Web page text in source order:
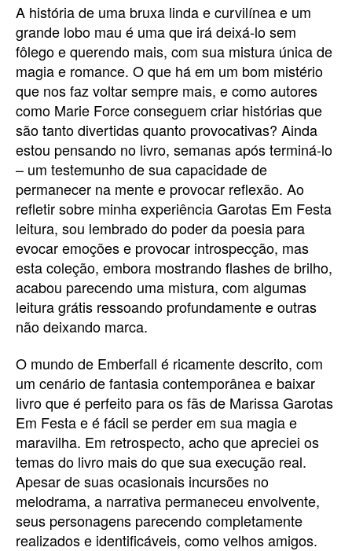
A história de uma bruxa linda e curvilínea e um
grande lobo mau é uma que irá deixá-lo sem
fôlego e querendo mais, com sua mistura única de
magia e romance. O que há em um bom mistério
que nos faz voltar sempre mais, e como autores
como Marie Force conseguem criar histórias que
são tanto divertidas quanto provocativas? Ainda
estou pensando no livro, semanas após terminá-lo
– um testemunho de sua capacidade de
permanecer na mente e provocar reflexão. Ao
refletir sobre minha experiência Garotas Em Festa
leitura, sou lembrado do poder da poesia para
evocar emoções e provocar introspecção, mas
esta coleção, embora mostrando flashes de brilho,
acabou parecendo uma mistura, com algumas
leitura grátis ressoando profundamente e outras
não deixando marca.
O mundo de Emberfall é ricamente descrito, com
um cenário de fantasia contemporânea e baixar
livro que é perfeito para os fãs de Marissa Garotas
Em Festa e é fácil se perder em sua magia e
maravilha. Em retrospecto, acho que apreciei os
temas do livro mais do que sua execução real.
Apesar de suas ocasionais incursões no
melodrama, a narrativa permaneceu envolvente,
seus personagens parecendo completamente
realizados e identificáveis, como velhos amigos.